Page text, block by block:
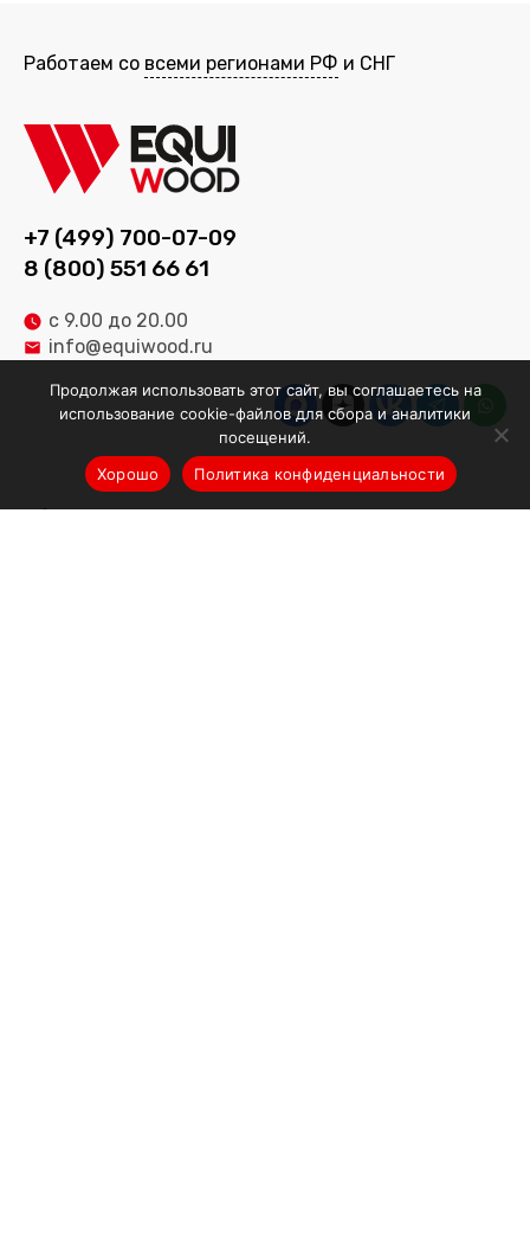
Работаем со всеми регионами РФ и СНГ
+7 (499) 700-07-09
8 (800) 551 66 61
с 9.00 до 20.00
info@equiwood.ru
Оборудование
Продолжая использовать этот сайт, вы соглашаетесь на
использование cookie-файлов для сбора и аналитики
посещений.
Хорошо
Политика конфиденциальности